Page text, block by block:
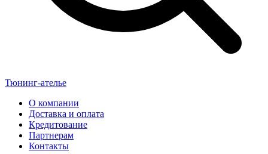
Тюнинг-ателье
О компании
Доставка и оплата
Кредитование
Партнерам
Контакты